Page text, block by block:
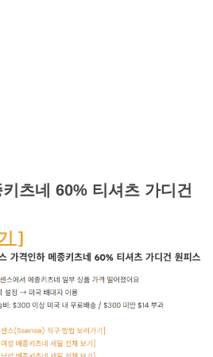
츠네 60% 티셔츠 가디건
]